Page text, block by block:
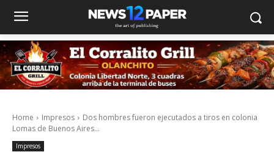
Home Impresos
Dos hombres fueron ejecutados a tiros en colonia
Lomas de Buenos Aires...
Impresos